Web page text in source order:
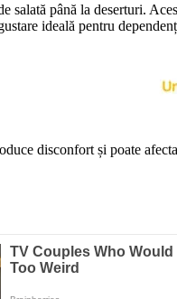
salată până la deserturi.
ideală pentru
disconfort și poate